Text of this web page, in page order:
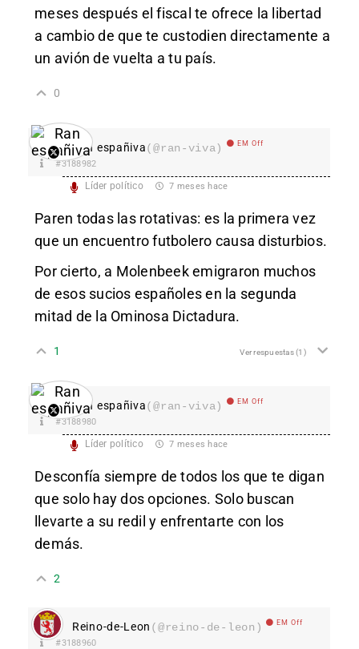
meses después el fiscal te ofrece la libertad
a cambio de que te custodien directamente a
un avión de vuelta a tu país.
0
Ran españiva(@ran-viva) EM Off
#3188982
Líder político 7 meses hace
Paren todas las rotativas: es la primera vez
que un encuentro futbolero causa disturbios.
Por cierto, a Molenbeek emigraron muchos
de esos sucios españoles en la segunda
mitad de la Ominosa Dictadura.
1 Ver respuestas(1)
Ran españiva(@ran-viva) EM Off
#3188980
Líder político 7 meses hace
Desconfía siempre de todos los que te digan
que solo hay dos opciones. Solo buscan
llevarte a su redil y enfrentarte con los
demás.
2
Reino-de-Leon (@reino-de-leon) EM Off
#3188960